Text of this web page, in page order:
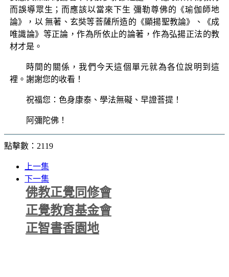
而誤導眾生；而應該以當來下生 彌勒尊佛的《瑜伽師地
論》，以 無著、玄奘等菩薩所造的《顯揚聖教論》、《成
唯識論》等正論，作為所依止的論著，作為弘揚正法的教
材才是。
時間的關係，我們今天這個單元就為各位說明到這
裡。謝謝您的收看！
祝福您：色身康泰、學法無礙、早證菩提！
阿彌陀佛！
點擊數：2119
上一集
下一集
佛教正覺同修會
正覺教育基金會
正智書香園地